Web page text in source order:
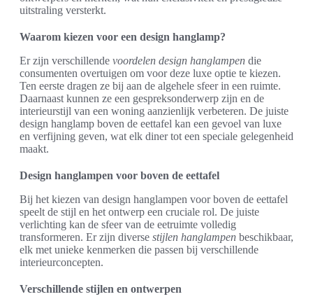
uitstraling versterkt.
Waarom kiezen voor een design hanglamp?
Er zijn verschillende voordelen design hanglampen die
consumenten overtuigen om voor deze luxe optie te kiezen.
Ten eerste dragen ze bij aan de algehele sfeer in een ruimte.
Daarnaast kunnen ze een gespreksonderwerp zijn en de
interieurstijl van een woning aanzienlijk verbeteren. De juiste
design hanglamp boven de eettafel kan een gevoel van luxe
en verfijning geven, wat elk diner tot een speciale gelegenheid
maakt.
Design hanglampen voor boven de eettafel
Bij het kiezen van design hanglampen voor boven de eettafel
speelt de stijl en het ontwerp een cruciale rol. De juiste
verlichting kan de sfeer van de eetruimte volledig
transformeren. Er zijn diverse stijlen hanglampen beschikbaar,
elk met unieke kenmerken die passen bij verschillende
interieurconcepten.
Verschillende stijlen en ontwerpen